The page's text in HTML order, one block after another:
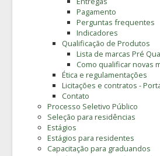
Pagamento
Perguntas frequentes
Indicadores
Qualificação de Produtos
Lista de marcas Pré
Como qualificar novas
Ética e regulamentações
Licitações e contratos -
Contato
Processo Seletivo Público
Seleção para residências
Estágios
Estágios para residentes
Capacitação para graduandos